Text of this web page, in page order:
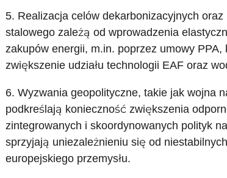
5. Realizacja celów dekarbonizacyjnych
stalowego zależą od wprowadzenia
zakupów energii, m.in. poprzez umowy
zwiększenie udziału technologii EAF oraz
6. Wyzwania geopolityczne, takie jak wojna
podkreślają konieczność zwiększenia
zintegrowanych i skoordynowanych polityk
sprzyjają uniezależnieniu się od
europejskiego przemysłu.